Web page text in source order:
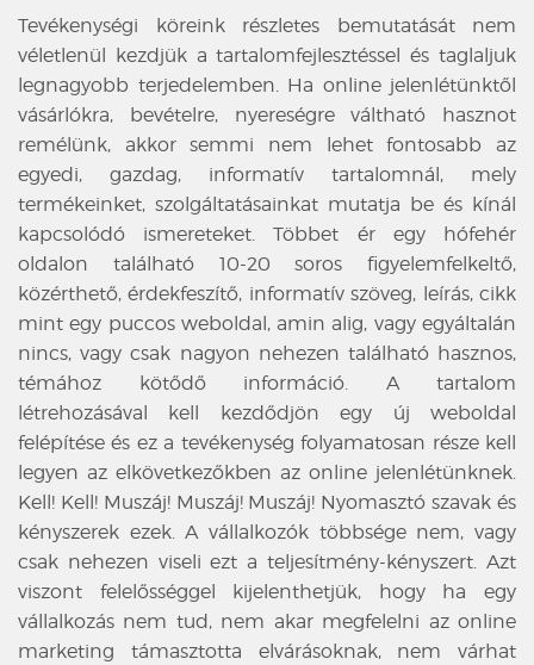
Tevékenységi köreink részletes bemutatását nem
véletlenül kezdjük a tartalomfejlesztéssel és taglaljuk
legnagyobb terjedelemben. Ha online jelenlétünktől
vásárlókra, bevételre, nyereségre váltható hasznot
remélünk, akkor semmi nem lehet fontosabb az
egyedi, gazdag, informatív tartalomnál, mely
termékeinket, szolgáltatásainkat mutatja be és kínál
kapcsolódó ismereteket. Többet ér egy hófehér
oldalon található 10-20 soros figyelemfelkeltő,
közérthető, érdekfeszítő, informatív szöveg, leírás, cikk
mint egy puccos weboldal, amin alig, vagy egyáltalán
nincs, vagy csak nagyon nehezen található hasznos,
témához kötődő információ. A tartalom
létrehozásával kell kezdődjön egy új weboldal
felépítése és ez a tevékenység folyamatosan része kell
legyen az elkövetkezőkben az online jelenlétünknek.
Kell! Kell! Muszáj! Muszáj! Muszáj! Nyomasztó szavak és
kényszerek ezek. A vállalkozók többsége nem, vagy
csak nehezen viseli ezt a teljesítmény-kényszert. Azt
viszont felelősséggel kijelenthetjük, hogy ha egy
vállalkozás nem tud, nem akar megfelelni az online
marketing támasztotta elvárásoknak, nem várhat